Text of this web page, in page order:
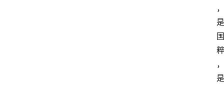
，
是
国
粹
，
是